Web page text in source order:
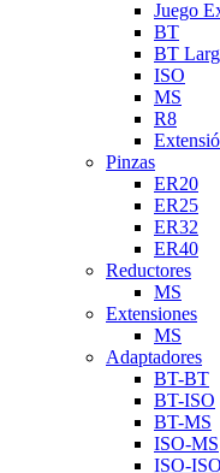
Juego
BT
BT
ISO
MS
R8
Pinzas
ER20
ER25
ER32
ER40
Reductores
MS
Extensiones
MS
Adaptadores
BT-BT
BT-ISO
BT-MS
ISO-MS
ISO-ISO